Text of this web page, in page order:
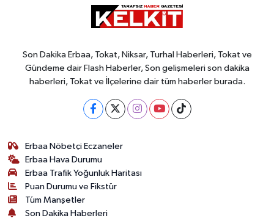
Son Dakika Erbaa, Tokat, Niksar, Turhal Haberleri, Tokat ve
Gündeme dair Flash Haberler, Son gelişmeleri son dakika
haberleri, Tokat ve İlçelerine dair tüm haberler burada.
Erbaa Nöbetçi Eczaneler
Erbaa Hava Durumu
Erbaa Trafik Yoğunluk Haritası
Puan Durumu ve Fikstür
Tüm Manşetler
Son Dakika Haberleri